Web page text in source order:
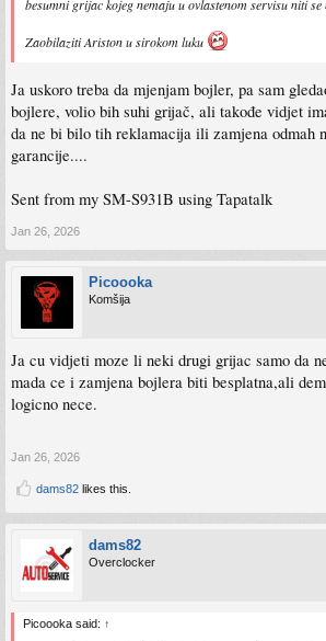
besumni grijac kojeg nemaju u ovlastenom servisu niti
Zaobilaziti Ariston u sirokom luku
Ja uskoro treba da mjenjam bojler, pa sam
bojlere, volio bih suhi grijač, ali takođe vidjet
da ne bi bilo tih reklamacija ili zamjena odmah
garancije....
Sent from my SM-S931B using Tapatalk
Jan 26, 2026
Picoooka
Komšija
Ja cu vidjeti moze li neki drugi grijac samo da
mada ce i zamjena bojlera biti besplatna,ali
logicno nece.
Jan 26, 2026
dams82 likes this.
dams82
Overclocker
Picoooka said: ↑